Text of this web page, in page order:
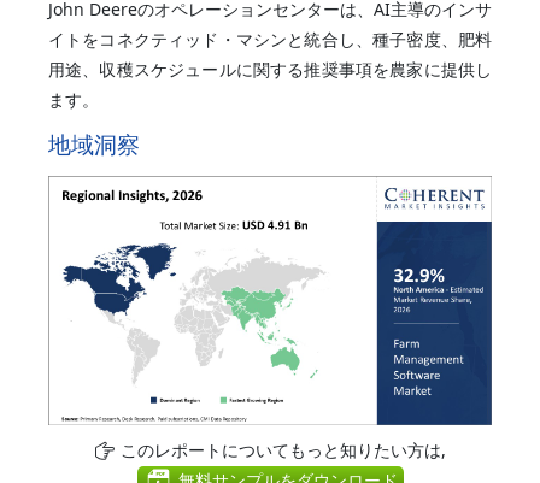
John Deereのオペレーションセンターは、AI主導のインサ
イトをコネクティッド・マシンと統合し、種子密度、肥料
用途、収穫スケジュールに関する推奨事項を農家に提供し
ます。
地域洞察
このレポートについてもっと知りたい方は,